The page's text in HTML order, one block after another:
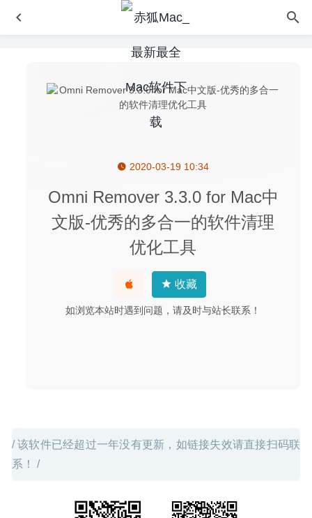
2020-03-19 10:34
Omni Remover 3.3.0 for Mac中
文版-优秀的多合一的软件清理
优化工具
收藏
如浏览本站时遇到问题，请及时与站长联系！
/ 该软件已经超过一年没有更新，如链接失效请直接扫码联
系！ /
Navicat Premium 15.0.20 中文版-可多重连接的数据库管理
关于本站的疑问解答
File Cabinet Pro 7.9.6 – Finder任务栏扩展增强 2020-07-09
Allavsoft Video Downloader Converter 3.22.6.7466 – 专业
Exposure X6 6.0.8.237 – 创意摄影最佳照片编辑器